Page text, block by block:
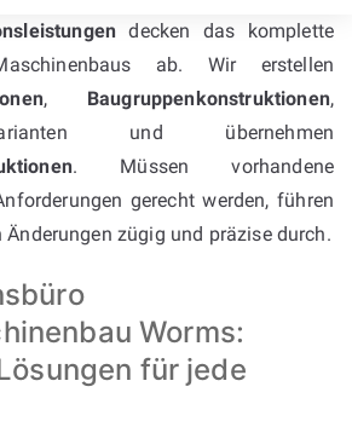
decken das komplette
ab. Wir erstellen
, Baugruppenkonstruktionen,
und übernehmen
. Müssen vorhandene
gerecht werden, führen
zügig und präzise durch.
Worms:
für jede